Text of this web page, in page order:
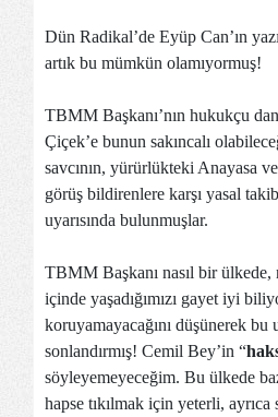
Dün Radikal’de Eyüp Can’ın
artık bu mümkün olamıyormuş!
TBMM Başkanı’nın hukukçu
Çiçek’e bunun sakıncalı
savcının, yürürlükteki Anayasa
görüş bildirenlere karşı yasal
uyarısında bulunmuşlar.
TBMM Başkanı nasıl bir ülkede,
içinde yaşadığımızı gayet iyi
koruyamayacağını düşünerek bu
sonlandırmış! Cemil Bey’in “
söyleyemeyeceğim. Bu ülkede
hapse tıkılmak için yeterli, ayrıca